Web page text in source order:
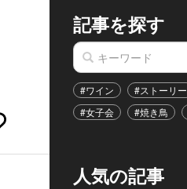
記事を探す
#ワイン #ストーリー
#女子会
#焼き鳥
人気の記事